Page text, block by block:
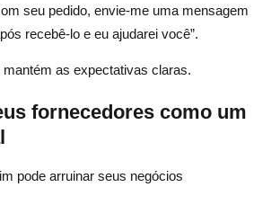
seu pedido, envie-me uma mensagem
recebê-lo e eu ajudarei você”.
as expectativas claras.
fornecedores como um
pode arruinar seus negócios